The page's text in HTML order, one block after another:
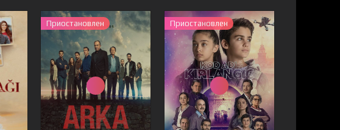
Приостановлен Приостановлен